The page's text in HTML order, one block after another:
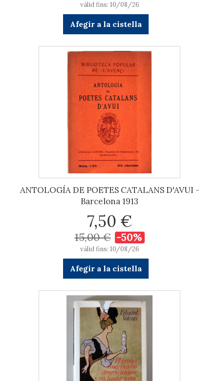
vàlid fins: 10/08/26
Afegir a la cistella
ANTOLOGÍA DE POETES CATALANS D'AVUI -
Barcelona 1913
7,50 €
15,00 € -50%
vàlid fins: 10/08/26
Afegir a la cistella